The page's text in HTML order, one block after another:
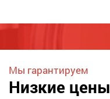
Мы гарантируем
Низкие цены